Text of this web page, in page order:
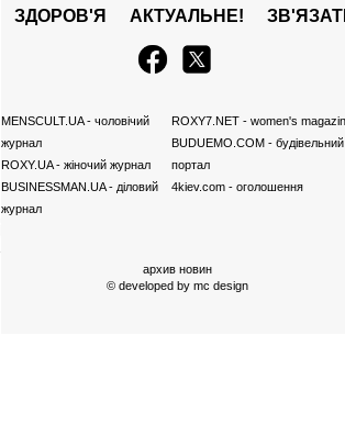
ЗДОРОВ'Я
АКТУАЛЬНЕ!
MENSCULT.UA- чоловічий
журнал
ROXY.UA- жіночий журнал
BUSINESSMAN.UA- діловий
журнал
ROXY7.NET- women's
BUDUEMO.COM- будівельний
портал
4kiev.com- оголошення
архив новин
© developed by mc design